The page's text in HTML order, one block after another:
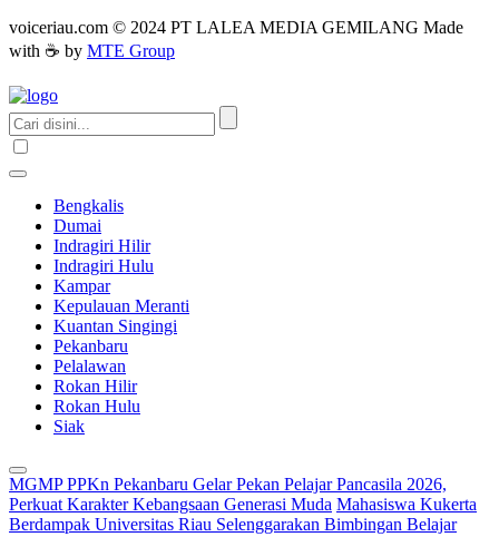
voiceriau.com © 2024 PT LALEA MEDIA GEMILANG Made
with ☕ by MTE Group
Bengkalis
Dumai
Indragiri Hilir
Indragiri Hulu
Kampar
Kepulauan Meranti
Kuantan Singingi
Pekanbaru
Pelalawan
Rokan Hilir
Rokan Hulu
Siak
MGMP PPKn Pekanbaru Gelar Pekan Pelajar Pancasila 2026,
Perkuat Karakter Kebangsaan Generasi Muda Mahasiswa Kukerta
Berdampak Universitas Riau Selenggarakan Bimbingan Belajar